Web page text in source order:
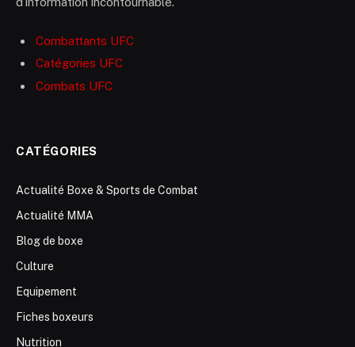
Combattants UFC
Catégories UFC
Combats UFC
CATÉGORIES
Actualité Boxe & Sports de Combat
Actualité MMA
Blog de boxe
Culture
Equipement
Fiches boxeurs
Nutrition